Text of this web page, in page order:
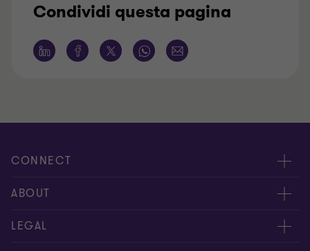
Condividi questa pagina
CONNECT
Contattaci
I nostri professionisti
ABOUT
Chi siamo
LEGAL